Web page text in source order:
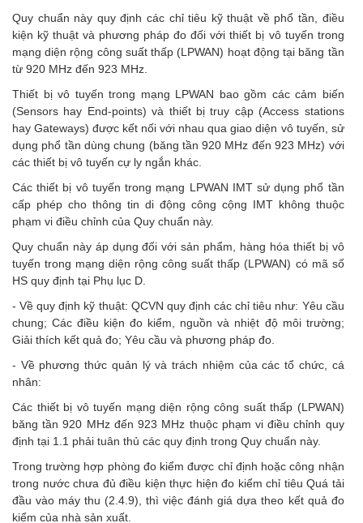
Quy chuẩn này quy định các chỉ tiêu kỹ thuật về phổ tần, điều
kiện kỹ thuật và phương pháp đo đối với thiết bị vô tuyến trong
mạng diện rộng công suất thấp (LPWAN) hoạt động tại băng tần
từ 920 MHz đến 923 MHz.
Thiết bị vô tuyến trong mạng LPWAN bao gồm các cảm biến
(Sensors hay End-points) và thiết bị truy cập (Access stations
hay Gateways) được kết nối với nhau qua giao diện vô tuyến, sử
dụng phổ tần dùng chung (băng tần 920 MHz đến 923 MHz) với
các thiết bị vô tuyến cự ly ngắn khác.
Các thiết bị vô tuyến trong mạng LPWAN IMT sử dụng phổ tần
cấp phép cho thông tin di động công cộng IMT không thuộc
phạm vi điều chỉnh của Quy chuẩn này.
Quy chuẩn này áp dụng đối với sản phẩm, hàng hóa thiết bị vô
tuyến trong mạng diện rộng công suất thấp (LPWAN) có mã số
HS quy định tại Phụ lục D.
- Về quy định kỹ thuật: QCVN quy định các chỉ tiêu như: Yêu cầu
chung; Các điều kiện đo kiểm, nguồn và nhiệt độ môi trường;
Giải thích kết quả đo; Yêu cầu và phương pháp đo.
- Về phương thức quản lý và trách nhiệm của các tổ chức, cá
nhân:
Các thiết bị vô tuyến mạng diện rộng công suất thấp (LPWAN)
băng tần 920 MHz đến 923 MHz thuộc phạm vi điều chỉnh quy
định tại 1.1 phải tuân thủ các quy định trong Quy chuẩn này.
Trong trường hợp phòng đo kiểm được chỉ định hoặc công nhận
trong nước chưa đủ điều kiện thực hiện đo kiểm chỉ tiêu Quá tải
đầu vào máy thu (2.4.9), thì việc đánh giá dựa theo kết quả đo
kiểm của nhà sản xuất.